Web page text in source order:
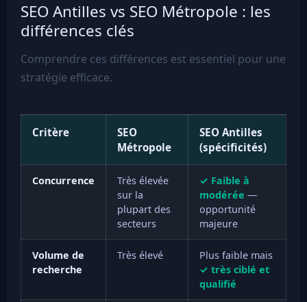
SEO Antilles vs SEO Métropole : les
différences clés
Comprendre ces différences est essentiel pour une
stratégie efficace.
Critère
SEO
Métropole
SEO Antilles
(spécificités)
Concurrence
Très élevée
sur la
plupart des
secteurs
✓ Faible à
modérée —
opportunité
majeure
Volume de
recherche
Très élevé
Plus faible mais
✓ très ciblé et
qualifié